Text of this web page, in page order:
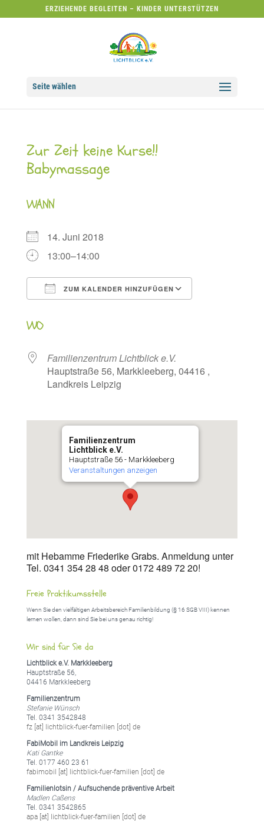
ERZIEHENDE BEGLEITEN – KINDER UNTERSTÜTZEN
Seite wählen
Zur Zeit keine Kurse!!
Babymassage
WANN
14. Juni 2018
13:00–14:00
ZUM KALENDER HINZUFÜGEN
WO
Familienzentrum Lichtblick e.V.
Hauptstraße 56, Markkleeberg, 04416 ,
Landkreis Leipzig
Familienzentrum
Lichtblick e.V.
Hauptstraße 56 - Markkleeberg
Veranstaltungen anzeigen
mit Hebamme Friederike Grabs. Anmeldung unter
Tel. 0341 354 28 48 oder 0172 489 72 20!
Freie Praktikumsstelle
Wenn Sie den vielfältigen Arbeitsbereich Familienbildung (§ 16 SGB VIII) kennen
lernen wollen, dann sind Sie bei uns genau richtig!
Wir sind für Sie da
Lichtblick e.V. Markkleeberg
Hauptstraße 56,
04416 Markkleeberg
Familienzentrum
Stefanie Wünsch
Tel. 0341 3542848
fz [at] lichtblick-fuer-familien [dot] de
FabiMobil im Landkreis Leipzig
Kati Gantke
Tel. 0177 460 23 61
fabimobil [at] lichtblick-fuer-familien [dot] de
Familienlotsin / Aufsuchende präventive Arbeit
Madlen Caßens
Tel. 0341 3542865
apa [at] lichtblick-fuer-familien [dot] de